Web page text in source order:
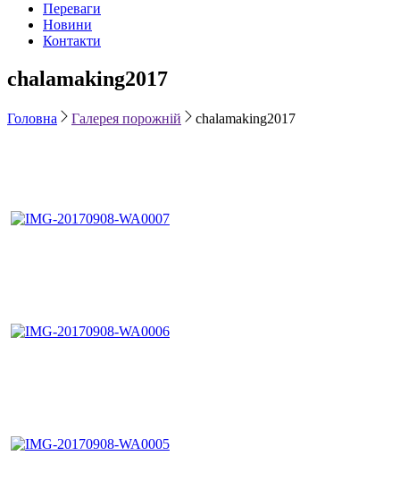
Переваги
Новини
Контакти
chalamaking2017
Головна Галерея порожній chalamaking2017